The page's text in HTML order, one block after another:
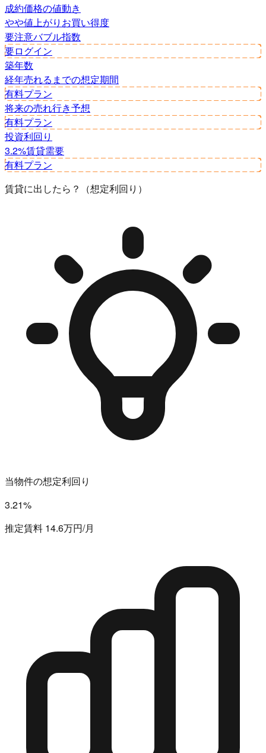
成約価格の値動き
やや値上がり お買い得度
要注意バブル指数
要ログイン
築年数
経年売れるまでの想定期間
有料プラン
将来の売れ行き予想
有料プラン
投資利回り
3.2%賃貸需要
有料プラン
賃貸に出したら？（想定利回り）
当物件の想定利回り
3.21%
推定賃料 14.6万円/月